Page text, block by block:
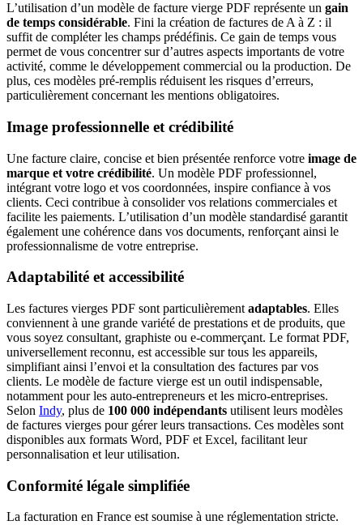
L’utilisation d’un modèle de facture vierge PDF représente un gain
de temps considérable. Fini la création de factures de A à Z : il
suffit de compléter les champs prédéfinis. Ce gain de temps vous
permet de vous concentrer sur d’autres aspects importants de votre
activité, comme le développement commercial ou la production. De
plus, ces modèles pré-remplis réduisent les risques d’erreurs,
particulièrement concernant les mentions obligatoires.
Image professionnelle et crédibilité
Une facture claire, concise et bien présentée renforce votre image de
marque et votre crédibilité. Un modèle PDF professionnel,
intégrant votre logo et vos coordonnées, inspire confiance à vos
clients. Ceci contribue à consolider vos relations commerciales et
facilite les paiements. L’utilisation d’un modèle standardisé garantit
également une cohérence dans vos documents, renforçant ainsi le
professionnalisme de votre entreprise.
Adaptabilité et accessibilité
Les factures vierges PDF sont particulièrement adaptables. Elles
conviennent à une grande variété de prestations et de produits, que
vous soyez consultant, graphiste ou e-commerçant. Le format PDF,
universellement reconnu, est accessible sur tous les appareils,
simplifiant ainsi l’envoi et la consultation des factures par vos
clients. Le modèle de facture vierge est un outil indispensable,
notamment pour les auto-entrepreneurs et les micro-entreprises.
Selon Indy, plus de 100 000 indépendants utilisent leurs modèles
de factures vierges pour gérer leurs transactions. Ces modèles sont
disponibles aux formats Word, PDF et Excel, facilitant leur
personnalisation et leur utilisation.
Conformité légale simplifiée
La facturation en France est soumise à une réglementation stricte.